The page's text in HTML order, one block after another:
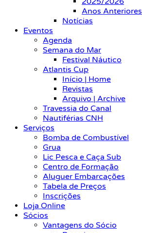
Anos Anteriores
Notícias
Eventos
Agenda
Semana do Mar
Festival Náutico
Atlantis Cup
Início | Home
Revistas
Arquivo | Archive
Travessia do Canal
Nautiférias CNH
Serviços
Bomba de Combustível
Grua
Lic Pesca e Caça Sub
Centro de Formação
Aluguer Embarcações
Tabela de Preços
Inscrições
Loja Online
Sócios
Vantagens do Sócio